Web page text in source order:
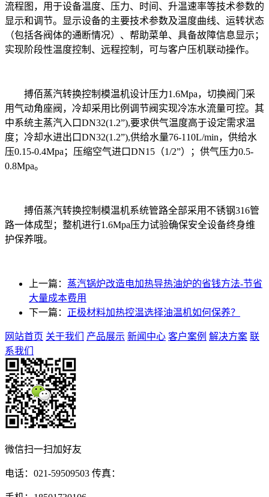
流程图，用于设备温度、压力、时间、升温速率等技术参数的
显示和调节。显示设备的主要技术参数及温度曲线、运转状态
（包括各阀体的通断情况）、帮助菜单、具备故障信息显示；
实现阶段性温度控制、远程控制，可与客户压机联动操作。
搏佰蒸汽转换控制模温机设计压力1.6Mpa，切换阀门采
用气动角座阀，冷却采用比例调节阀实现冷冻水流量可控。其
中系统主蒸汽入口DN32(1.2”),要求供气温度高于设定需求温
度；冷却水进出口DN32(1.2”),供给水量76-110L/min，供给水
压0.15-0.4Mpa；压缩空气进口DN15（1/2”）；供气压力0.5-
0.8Mpa。
搏佰蒸汽转换控制模温机系统管路全部采用不锈钢316管
路一体成型；整机进行1.6Mpa压力试验确保安全设备终身维
护保养哦。
上一篇： 蒸汽锅炉改造电加热导热油炉的省钱方法-节省
大量成本费用
下一篇： 正极材料加热控温选择油温机如何保养？
网站首页 关于我们 产品展示 新闻中心 客户案例 解决方案 联
系我们
微信扫一扫加好友
电话：021-59509503 传真：